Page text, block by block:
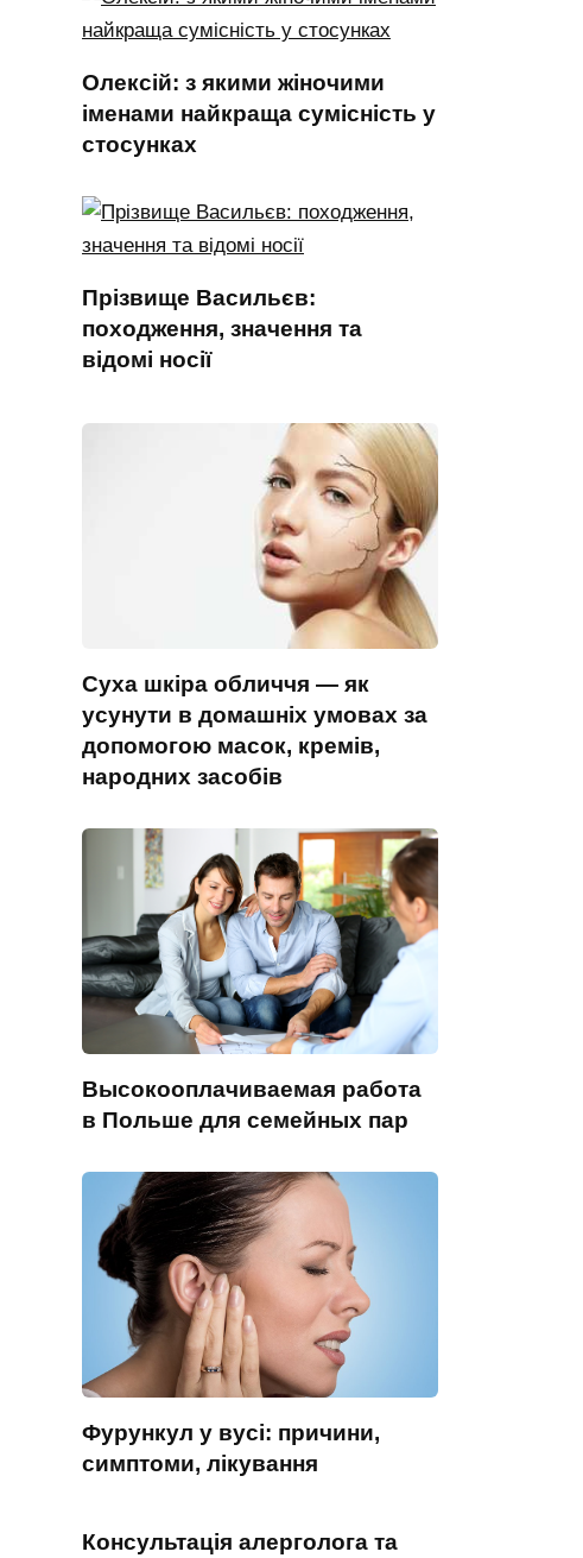
Олексій: з якими жіночими
іменами найкраща сумісність у
стосунках
Прізвище Васильєв:
походження, значення та
відомі носії
Суха шкіра обличчя — як
усунути в домашніх умовах за
допомогою масок, кремів,
народних засобів
Высокооплачиваемая работа
в Польше для семейных пар
Фурункул у вусі: причини,
симптоми, лікування
Консультація алерголога та